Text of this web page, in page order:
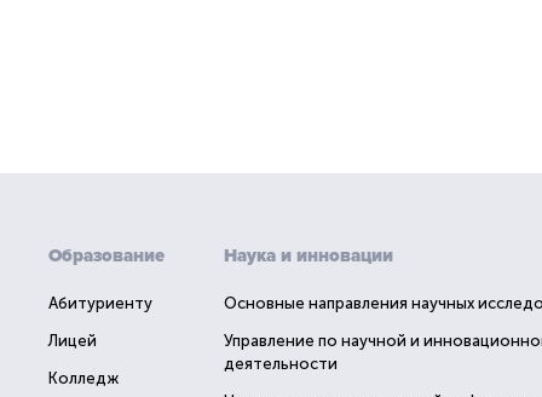
Образование
Абитуриенту
Лицей
Колледж
Наука и инновации
Основные направления научных
Управление по научной и
деятельности